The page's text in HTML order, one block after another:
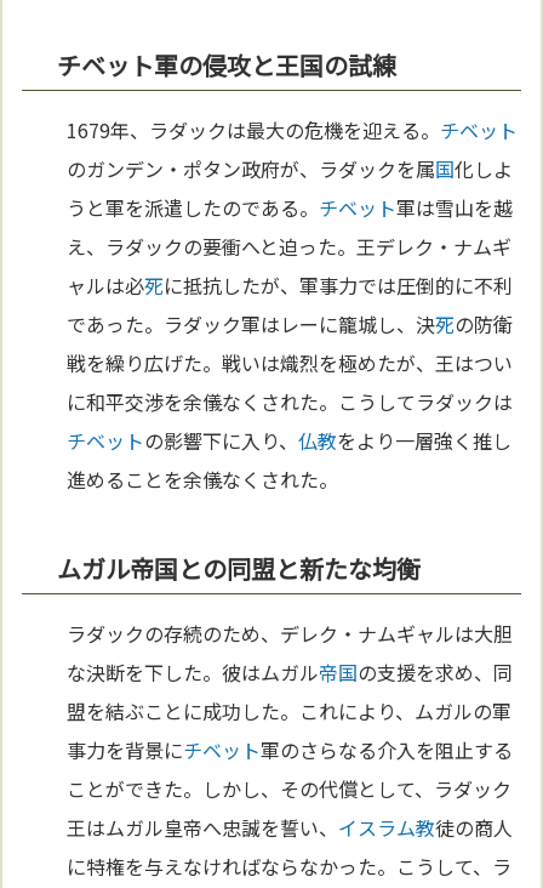
チベット軍の侵攻と王国の試練
1679年、ラダックは最大の危機を迎える。 チベット
のガンデン・ポタン政府が、ラダックを属国化しよ
うと軍を派遣したのである。 チベット軍は雪山を越
え、ラダックの要衝へと迫った。王デレク・ナムギ
ャルは必死に抵抗したが、軍事力では圧倒的に不利
であった。ラダック軍はレーに籠城し、決死の防衛
戦を繰り広げた。戦いは熾烈を極めたが、王はつい
に和平交渉を余儀なくされた。こうしてラダックは
チベットの影響下に入り、仏教をより一層強く推し
進めることを余儀なくされた。
ムガル帝国との同盟と新たな均衡
ラダックの存続のため、デレク・ナムギャルは大胆
な決断を下した。彼はムガル帝国の支援を求め、同
盟を結ぶことに成功した。これにより、ムガルの軍
事力を背景にチベット軍のさらなる介入を阻止する
ことができた。しかし、その代償として、ラダック
王はムガル皇帝へ忠誠を誓い、 イスラム教徒の商人
に特権を与えなければならなかった。こうして、ラ